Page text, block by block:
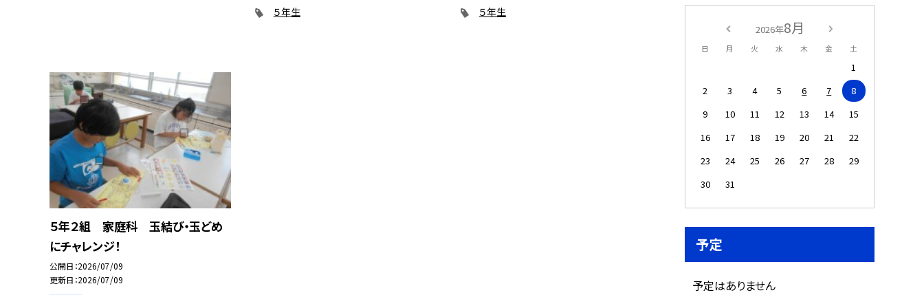
５年生 ５年生
５年２組 家庭科 玉結び・玉どめ
にチャレンジ！
公開日 2026/07/09
更新日 2026/07/09
2026年8月
日 月 火 水 木 金 土
1
2
3 4 5 6 7
8
9
10 11 12 13 14
15
16
17 18 19 20 21
22
23
24 25 26 27 28
29
30
31
予定
予定はありません